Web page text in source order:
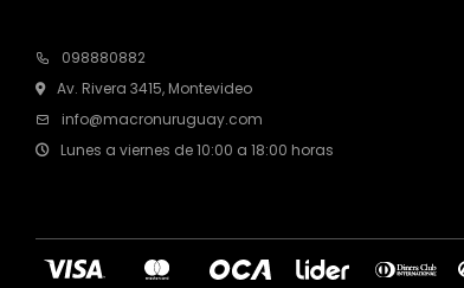
098880882
Av. Rivera 3415, Montevideo
info@macronuruguay.com
Lunes a viernes de 10:00 a 18:00 horas